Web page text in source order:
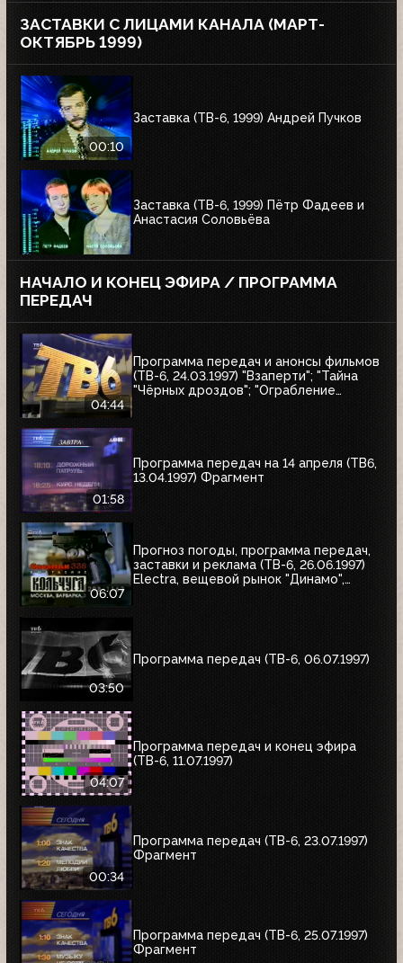
ЗАСТАВКИ С ЛИЦАМИ КАНАЛА (МАРТ-
ОКТЯБРЬ 1999)
00:10
Заставка (ТВ-6, 1999) Андрей Пучков
Заставка (ТВ-6, 1999) Пётр Фадеев и
Анастасия Соловьёва
НАЧАЛО И КОНЕЦ ЭФИРА / ПРОГРАММА
ПЕРЕДАЧ
04:44
Программа передач и анонсы фильмов
(ТВ-6, 24.03.1997) "Взаперти"; "Тайна
"Чёрных дроздов"; "Ограбление
01:58
Программа передач на 14 апреля (ТВ6,
13.04.1997) Фрагмент
06:07
Прогноз погоды, программа передач,
заставки и реклама (ТВ-6, 26.06.1997)
Electra, вещевой рынок "Динамо",
03:50
Программа передач (ТВ-6, 06.07.1997)
04:07
Программа передач и конец эфира
(ТВ-6, 11.07.1997)
00:34
Программа передач (ТВ-6, 23.07.1997)
Фрагмент
Программа передач (ТВ-6, 25.07.1997)
Фрагмент